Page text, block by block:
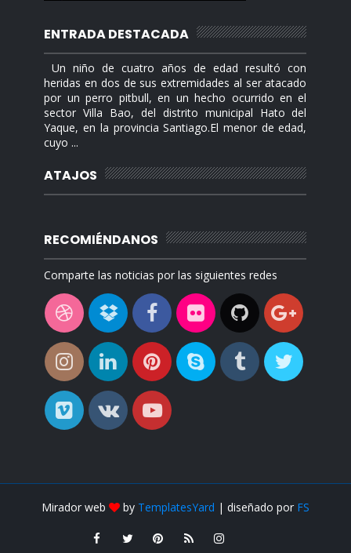
ENTRADA DESTACADA
Un niño de cuatro años de edad resultó con
heridas en dos de sus extremidades al ser atacado
por un perro pitbull, en un hecho ocurrido en el
sector Villa Bao, del distrito municipal Hato del
Yaque, en la provincia Santiago.El menor de edad,
cuyo ...
ATAJOS
RECOMIÉNDANOS
Comparte las noticias por las siguientes redes
Mirador web by TemplatesYard | diseñado por FS